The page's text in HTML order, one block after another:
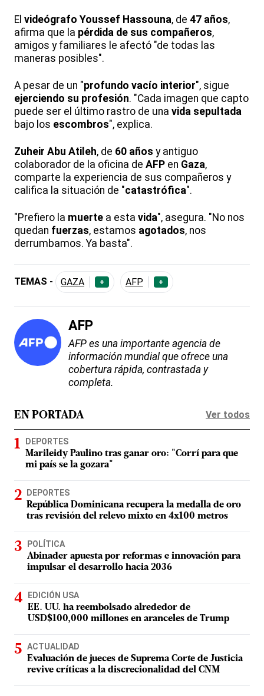
El videógrafo Youssef Hassouna, de 47 años,
afirma que la pérdida de sus compañeros,
amigos y familiares le afectó "de todas las
maneras posibles".
A pesar de un "profundo vacío interior", sigue
ejerciendo su profesión. "Cada imagen que capto
puede ser el último rastro de una vida sepultada
bajo los escombros", explica.
Zuheir Abu Atileh, de 60 años y antiguo
colaborador de la oficina de AFP en Gaza,
comparte la experiencia de sus compañeros y
califica la situación de "catastrófica".
"Prefiero la muerte a esta vida", asegura. "No nos
quedan fuerzas, estamos agotados, nos
derrumbamos. Ya basta".
TEMAS - GAZA + AFP +
AFP
AFP es una importante agencia de
información mundial que ofrece una
cobertura rápida, contrastada y
completa.
EN PORTADA Ver todos
DEPORTES
Marileidy Paulino tras ganar oro: "Corrí para que
mi país se la gozara"
DEPORTES
República Dominicana recupera la medalla de oro
tras revisión del relevo mixto en 4x100 metros
POLÍTICA
Abinader apuesta por reformas e innovación para
impulsar el desarrollo hacia 2036
EDICIÓN USA
EE. UU. ha reembolsado alrededor de
USD$100,000 millones en aranceles de Trump
ACTUALIDAD
Evaluación de jueces de Suprema Corte de Justicia
revive críticas a la discrecionalidad del CNM